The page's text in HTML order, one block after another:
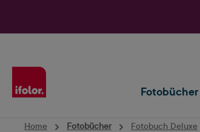
Fotobücher
Home Fotobücher Fotobuch Deluxe